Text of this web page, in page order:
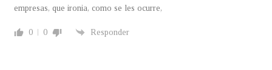
empresas, que ironia, como se les ocurre,
0 0 Responder